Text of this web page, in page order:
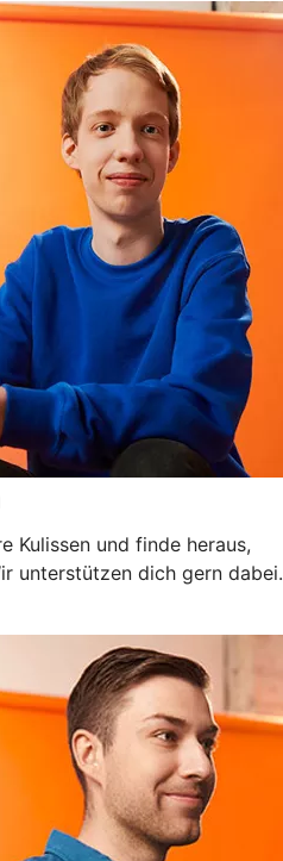
Kulissen und finde heraus,
unterstützen dich gern dabei.